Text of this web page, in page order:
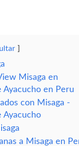
Misaga en
Ayacucho en Peru
con Misaga -
Ayacucho
a Misaga en